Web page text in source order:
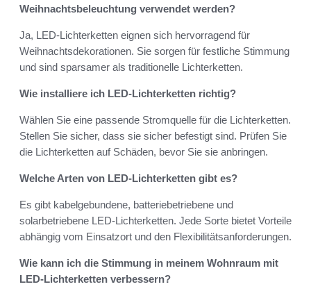
Weihnachtsbeleuchtung verwendet werden?
Ja, LED-Lichterketten eignen sich hervorragend für
Weihnachtsdekorationen. Sie sorgen für festliche Stimmung
und sind sparsamer als traditionelle Lichterketten.
Wie installiere ich LED-Lichterketten richtig?
Wählen Sie eine passende Stromquelle für die Lichterketten.
Stellen Sie sicher, dass sie sicher befestigt sind. Prüfen Sie
die Lichterketten auf Schäden, bevor Sie sie anbringen.
Welche Arten von LED-Lichterketten gibt es?
Es gibt kabelgebundene, batteriebetriebene und
solarbetriebene LED-Lichterketten. Jede Sorte bietet Vorteile
abhängig vom Einsatzort und den Flexibilitätsanforderungen.
Wie kann ich die Stimmung in meinem Wohnraum mit
LED-Lichterketten verbessern?